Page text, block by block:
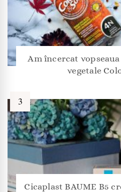
Am încercat
vegetale
Cicaplast BAUME B5